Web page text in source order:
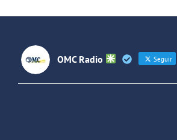
OMC Radio Seguir